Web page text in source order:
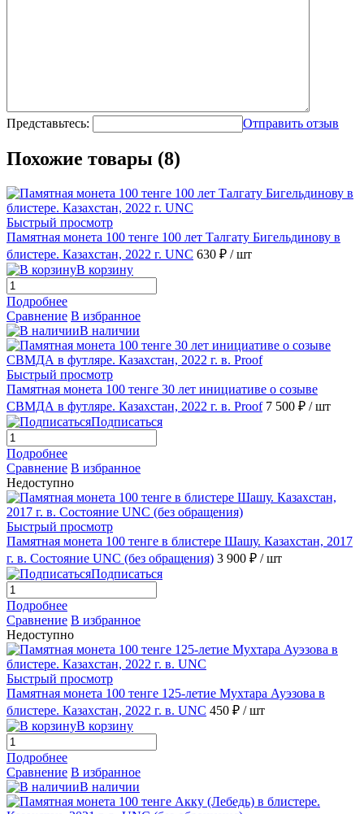
Представьтесь: Отправить отзыв
Похожие товары (8)
Быстрый просмотр
Памятная монета 100 тенге 100 лет Талгату Бигельдинову в
блистере. Казахстан, 2022 г. UNC 630 ₽ / шт
В корзину
Подробнее
Сравнение В избранное
В наличии
Быстрый просмотр
Памятная монета 100 тенге 30 лет инициативе о созыве
СВМДА в футляре. Казахстан, 2022 г. в. Proof 7 500 ₽ / шт
Подписаться
Подробнее
Сравнение В избранное
Недоступно
Быстрый просмотр
Памятная монета 100 тенге в блистере Шашу. Казахстан, 2017
г. в. Состояние UNC (без обращения) 3 900 ₽ / шт
Подписаться
Подробнее
Сравнение В избранное
Недоступно
Быстрый просмотр
Памятная монета 100 тенге 125-летие Мухтара Ауэзова в
блистере. Казахстан, 2022 г. в. UNC 450 ₽ / шт
В корзину
Подробнее
Сравнение В избранное
В наличии